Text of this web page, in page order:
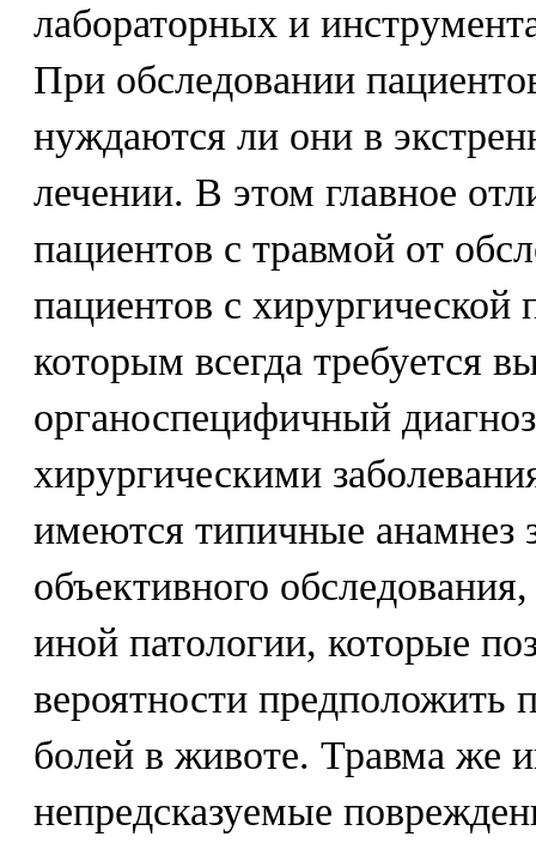
лабораторных и
При обследовании
нуждаются ли они в
лечении. В этом главное
пациентов с травмой от
пациентов с хирургической
которым всегда требуется
органоспецифичный
хирургическими
имеются типичные анамнез
объективного
иной патологии, которые
вероятности предположить
болей в животе. Травма же
непредсказуемые